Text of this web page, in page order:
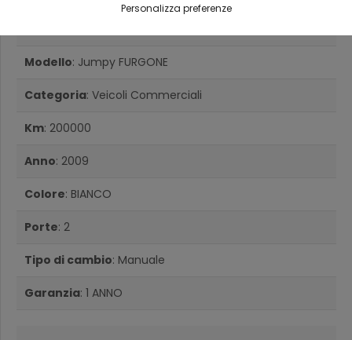
Personalizza preferenze
Modello: Jumpy FURGONE
Categoria: Veicoli Commerciali
Km: 200000
Anno: 2009
Colore: BIANCO
Porte: 2
Tipo di cambio: Manuale
Garanzia: 1 ANNO